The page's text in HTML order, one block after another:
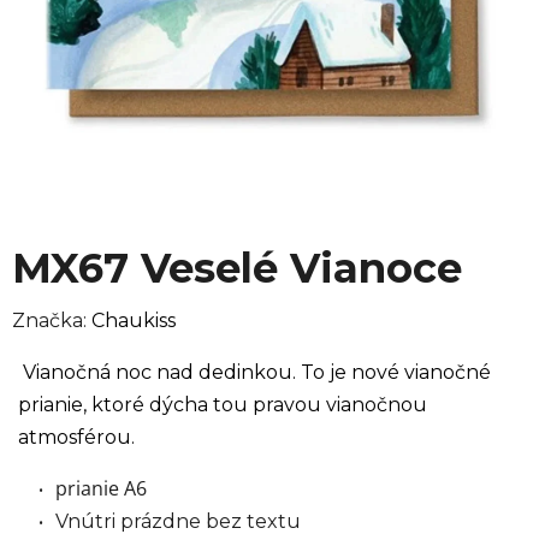
MX67 Veselé Vianoce
Značka: Chaukiss
Vianočná noc nad dedinkou. To je nové vianočné
prianie, ktoré dýcha tou pravou vianočnou
atmosférou.
prianie A6
Vnútri prázdne bez textu